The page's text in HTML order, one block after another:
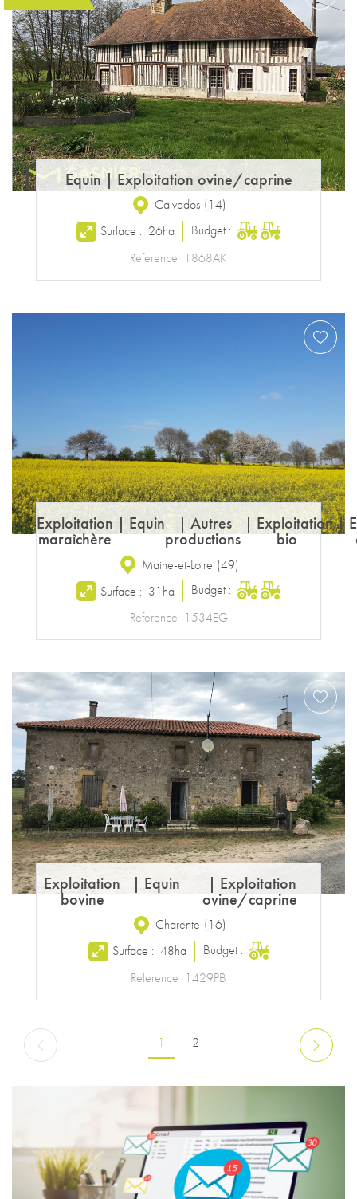
Equin | Exploitation ovine/caprine
Calvados (14)
Surface : 26ha
Budget :
Reference 1868AK
Exploitation
maraîchère
| Equin | Autres
productions
| Exploitation
bio
|
Maine-et-Loire (49)
Surface : 31ha
Budget :
Reference 1534EG
Exploitation
bovine
| Equin | Exploitation
ovine/caprine
Charente (16)
Surface : 48ha
Budget :
Reference 1429PB
Pagination
Page précédente Page courante
1 Page
2 Page